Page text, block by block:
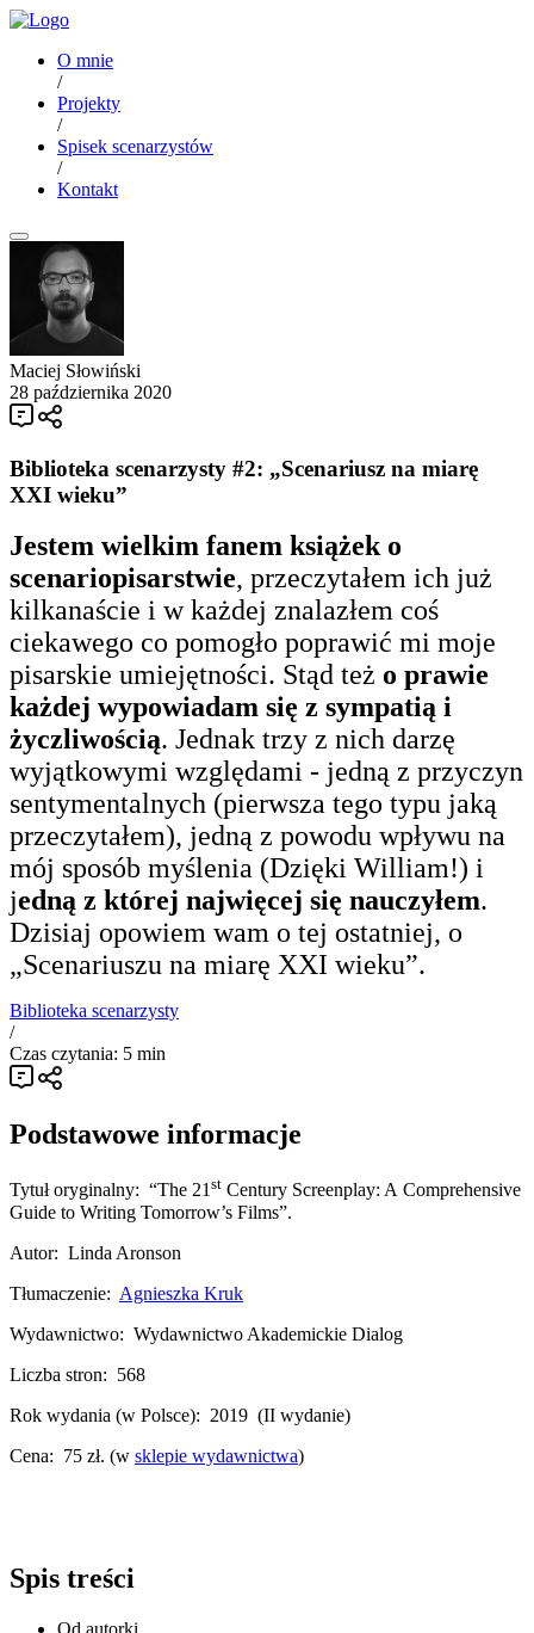
O mnie
/
Projekty
/
Spisek scenarzystów
/
Kontakt
Maciej Słowiński
28 października 2020
Biblioteka scenarzysty #2: „Scenariusz na miarę
XXI wieku”
Jestem wielkim fanem książek o
scenariopisarstwie, przeczytałem ich już
kilkanaście i w każdej znalazłem coś
ciekawego co pomogło poprawić mi moje
pisarskie umiejętności. Stąd też o prawie
każdej wypowiadam się z sympatią i
życzliwością. Jednak trzy z nich darzę
wyjątkowymi względami - jedną z przyczyn
sentymentalnych (pierwsza tego typu jaką
przeczytałem), jedną z powodu wpływu na
mój sposób myślenia (Dzięki William!) i
jedną z której najwięcej się nauczyłem.
Dzisiaj opowiem wam o tej ostatniej, o
„Scenariuszu na miarę XXI wieku”.
Biblioteka scenarzysty
/
Czas czytania: 5 min
Podstawowe informacje
Tytuł oryginalny: “The 21st Century Screenplay: A Comprehensive
Guide to Writing Tomorrow’s Films”.
Autor: Linda Aronson
Tłumaczenie: Agnieszka Kruk
Wydawnictwo: Wydawnictwo Akademickie Dialog
Liczba stron: 568
Rok wydania (w Polsce): 2019 (II wydanie)
Cena: 75 zł. (w sklepie wydawnictwa)
Spis treści